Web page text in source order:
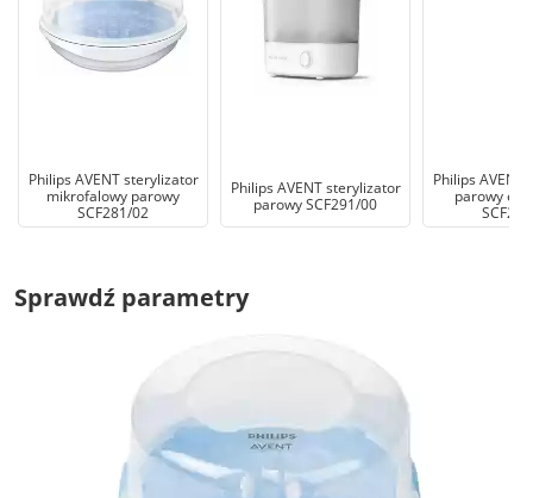
Philips AVENT sterylizator
mikrofalowy parowy
SCF281/02
Philips AVENT sterylizator
parowy SCF291/00
Philips
parowy
Sprawdź parametry